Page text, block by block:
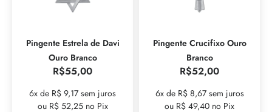
Pingente Estrela de Davi
Ouro Branco
R$55,00
6x de R$ 9,17 sem juros
ou R$ 52,25 no Pix
Pingente Crucifixo Ouro
Branco
R$52,00
6x de R$ 8,67 sem juros
ou R$ 49,40 no Pix